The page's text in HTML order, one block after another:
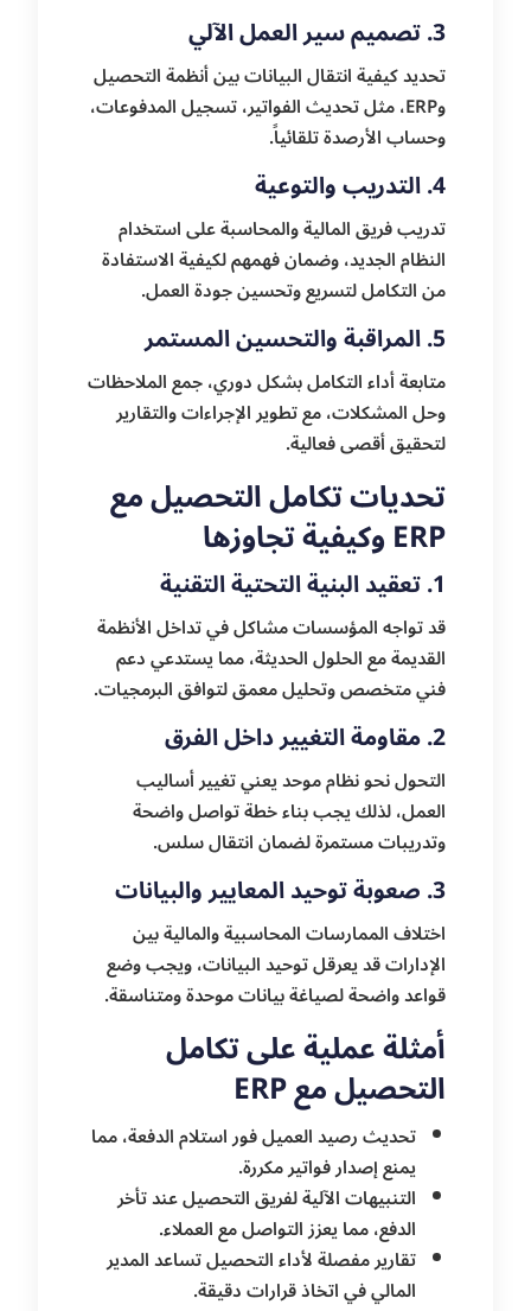
3. تصميم سير العمل الآلي
تحديد كيفية انتقال البيانات بين أنظمة التحصيل
وERP، مثل تحديث الفواتير، تسجيل المدفوعات،
وحساب الأرصدة تلقائياً.
4. التدريب والتوعية
تدريب فريق المالية والمحاسبة على استخدام
النظام الجديد، وضمان فهمهم لكيفية الاستفادة
من التكامل لتسريع وتحسين جودة العمل.
5. المراقبة والتحسين المستمر
متابعة أداء التكامل بشكل دوري، جمع الملاحظات
وحل المشكلات، مع تطوير الإجراءات والتقارير
لتحقيق أقصى فعالية.
تحديات تكامل التحصيل مع
ERP وكيفية تجاوزها
1. تعقيد البنية التحتية التقنية
قد تواجه المؤسسات مشاكل في تداخل الأنظمة
القديمة مع الحلول الحديثة، مما يستدعي دعم
فني متخصص وتحليل معمق لتوافق البرمجيات.
2. مقاومة التغيير داخل الفرق
التحول نحو نظام موحد يعني تغيير أساليب
العمل، لذلك يجب بناء خطة تواصل واضحة
وتدريبات مستمرة لضمان انتقال سلس.
3. صعوبة توحيد المعايير والبيانات
اختلاف الممارسات المحاسبية والمالية بين
الإدارات قد يعرقل توحيد البيانات، ويجب وضع
قواعد واضحة لصياغة بيانات موحدة ومتناسقة.
أمثلة عملية على تكامل
التحصيل مع ERP
تحديث رصيد العميل فور استلام الدفعة، مما
يمنع إصدار فواتير مكررة.
التنبيهات الآلية لفريق التحصيل عند تأخر
الدفع، مما يعزز التواصل مع العملاء.
تقارير مفصلة لأداء التحصيل تساعد المدير
المالي في اتخاذ قرارات دقيقة.